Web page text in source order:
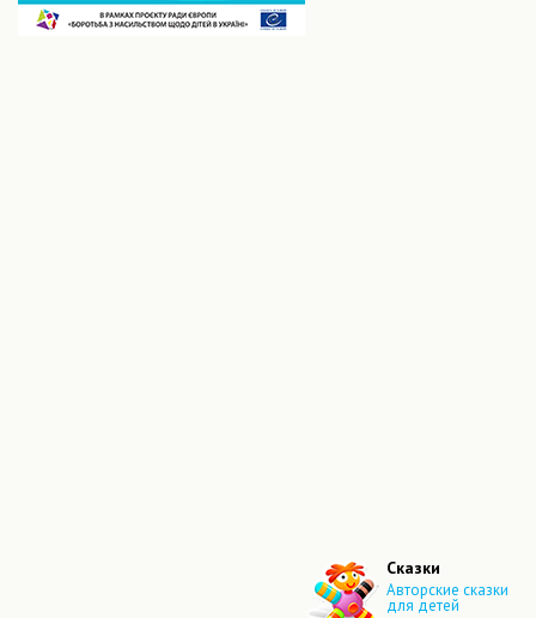
Сказки
Авторские сказки
для детей